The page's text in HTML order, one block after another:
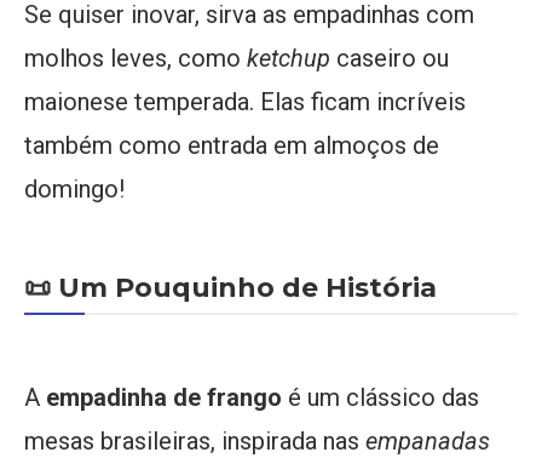
Se quiser inovar, sirva as empadinhas com
molhos leves, como ketchup caseiro ou
maionese temperada. Elas ficam incríveis
também como entrada em almoços de
domingo!
📜 Um Pouquinho de História
A empadinha de frango é um clássico das
mesas brasileiras, inspirada nas empanadas